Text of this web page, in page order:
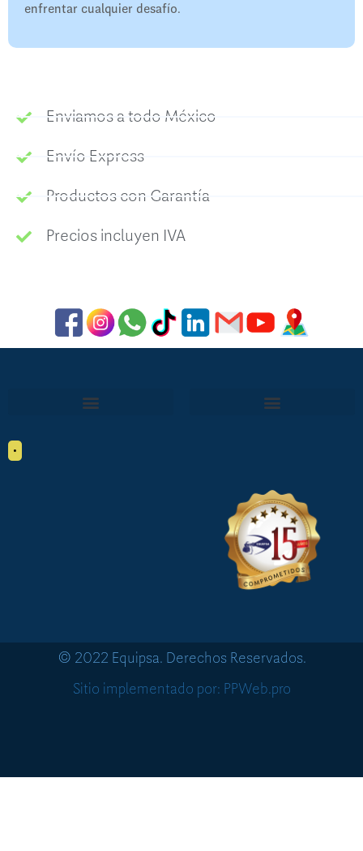
enfrentar cualquier desafío.
Enviamos a todo México
Envío Express
Productos con Garantía
Precios incluyen IVA
•
© 2022 Equipsa. Derechos Reservados.
Sitio implementado por: PPWeb.pro